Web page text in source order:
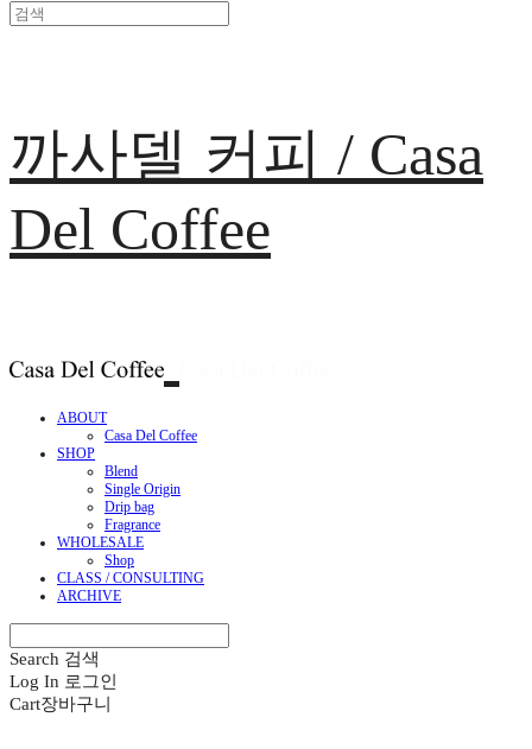
까사델 커피 / Casa
Del Coffee
ABOUT
Casa Del Coffee
SHOP
Blend
Single Origin
Drip bag
Fragrance
WHOLESALE
Shop
CLASS / CONSULTING
ARCHIVE
Search 검색
Log In 로그인
Cart장바구니